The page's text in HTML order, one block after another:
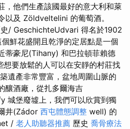
，他們生產該國最好的意大利和萊
以及 Zöldveltelini 的葡萄酒。
/ GeschichteUdvari 得名於1902
鮮花盛開且乾淨的定居點是一個
蒂豪尼(Tihany) 和巴拉頓菲賴德
要放鬆的人可以在安靜的村莊找
遺產非常豐富，盆地周圍山脈的
釀酒廠，從扎多爾海吉
城堡廢墟上，我們可以欣賞到獨
井(Zádor 西屯體態調整 well) 的
/ 老人助聽器推薦 歷史 喬骨療法